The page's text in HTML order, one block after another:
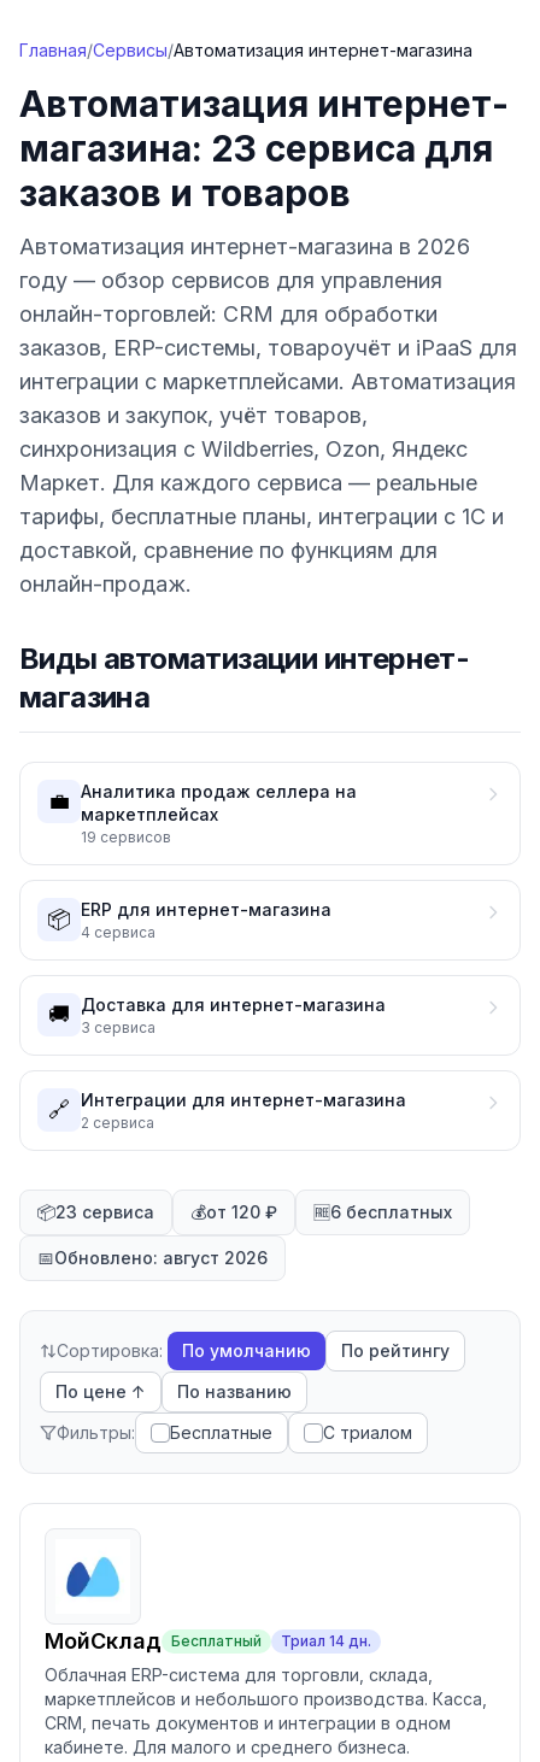
Главная/Сервисы/Автоматизация интернет-магазина
Автоматизация интернет-
магазина: 23 сервиса для
заказов и товаров
Автоматизация интернет-магазина в 2026
году — обзор сервисов для управления
онлайн-торговлей: CRM для обработки
заказов, ERP-системы, товароучёт и iPaaS для
интеграции с маркетплейсами. Автоматизация
заказов и закупок, учёт товаров,
синхронизация с Wildberries, Ozon, Яндекс
Маркет. Для каждого сервиса — реальные
тарифы, бесплатные планы, интеграции с 1С и
доставкой, сравнение по функциям для
онлайн-продаж.
Виды автоматизации интернет-
магазина
💼 Аналитика продаж селлера на
маркетплейсах
19 сервисов
📦 ERP для интернет-магазина
4 сервиса
🚚 Доставка для интернет-магазина
3 сервиса
🔗 Интеграции для интернет-магазина
2 сервиса
📦23 сервиса 💰от 120 ₽ 🆓6 бесплатных
📅Обновлено: август 2026
Сортировка: По умолчанию
По рейтингу
По цене ↑
По названию
Фильтры:
Бесплатные С триалом
МойСклад Бесплатный Триал 14 дн.
Облачная ERP-система для торговли, склада,
маркетплейсов и небольшого производства. Касса,
CRM, печать документов и интеграции в одном
кабинете. Для малого и среднего бизнеса.